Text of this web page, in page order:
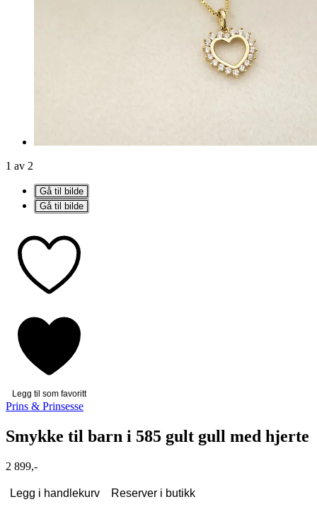
1 av 2
Gå til bilde
Gå til bilde
Legg til som favoritt
Prins & Prinsesse
Smykke til barn i 585 gult gull med hjerte
2 899,-
Legg i handlekurv Reserver i butikk